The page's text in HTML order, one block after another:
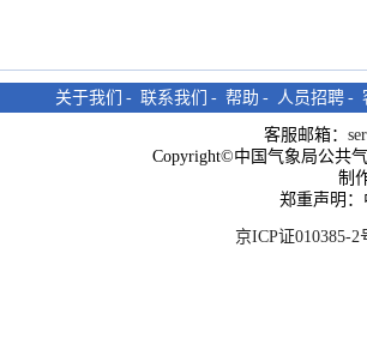
关于我们 - 联系我们 - 帮助 - 人员招聘 -
客服邮箱：
Copyright©中国气象局公共
制
郑重声明
京ICP证010385-2